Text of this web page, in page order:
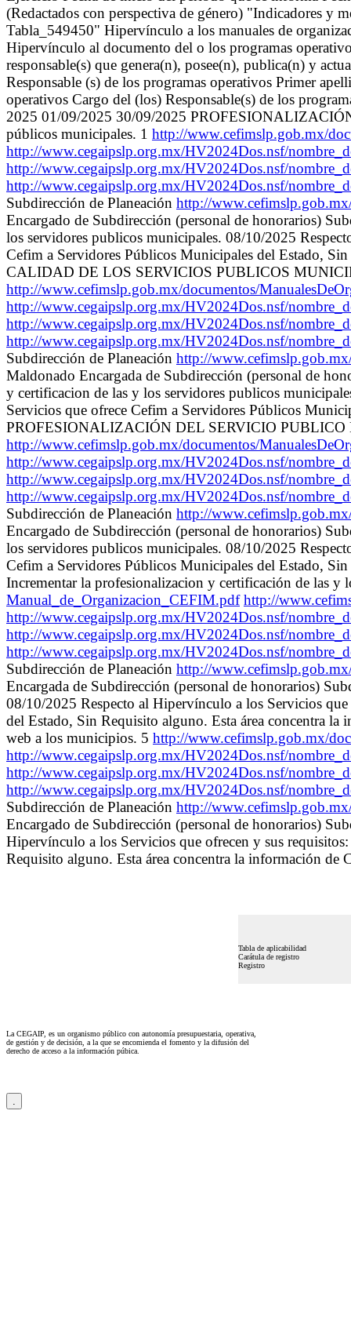
(Redactados con perspectiva de género) "Indicadores y
Tabla_549450" Hipervínculo a los manuales de
Hipervínculo al documento del o los programas
responsable(s) que genera(n), posee(n), publica(n) y
Responsable (s) de los programas operativos Primer
operativos Cargo del (los) Responsable(s) de los
2025 01/09/2025 30/09/2025
públicos municipales. 1 http://www.cefimslp.gob.mx/
http://www.cegaipslp.org.mx/HV2024Dos.nsf/
http://www.cegaipslp.org.mx/HV2024Dos.nsf/
http://www.cegaipslp.org.mx/HV2024Dos.nsf/
Subdirección de Planeación http://
Encargado de Subdirección (personal de honorarios)
los servidores publicos municipales. 08/10/2025
Cefim a Servidores Públicos Municipales del Estado,
CALIDAD DE LOS SERVICIOS PUBLICOS
http://www.cefimslp.gob.mx/documentos/
http://www.cegaipslp.org.mx/HV2024Dos.nsf/
http://www.cegaipslp.org.mx/HV2024Dos.nsf/
http://www.cegaipslp.org.mx/HV2024Dos.nsf/
Subdirección de Planeación http://
Maldonado Encargada de Subdirección (personal de
y certificacion de las y los servidores publicos
Servicios que ofrece Cefim a Servidores Públicos
PROFESIONALIZACIÓN DEL SERVICIO PUBLICO
http://www.cefimslp.gob.mx/documentos/
http://www.cegaipslp.org.mx/HV2024Dos.nsf/
http://www.cegaipslp.org.mx/HV2024Dos.nsf/
http://www.cegaipslp.org.mx/HV2024Dos.nsf/
Subdirección de Planeación http://
Encargado de Subdirección (personal de honorarios)
los servidores publicos municipales. 08/10/2025
Cefim a Servidores Públicos Municipales del Estado,
Incrementar la profesionalizacion y certificación de las
Manual_de_Organizacion_CEFIM.pdf http://
http://www.cegaipslp.org.mx/HV2024Dos.nsf/
http://www.cegaipslp.org.mx/HV2024Dos.nsf/
http://www.cegaipslp.org.mx/HV2024Dos.nsf/
Subdirección de Planeación http://
Encargada de Subdirección (personal de honorarios)
08/10/2025 Respecto al Hipervínculo a los Servicios
del Estado, Sin Requisito alguno. Esta área concentra
web a los municipios. 5 http://www.cefimslp.gob.mx/
http://www.cegaipslp.org.mx/HV2024Dos.nsf/
http://www.cegaipslp.org.mx/HV2024Dos.nsf/
http://www.cegaipslp.org.mx/HV2024Dos.nsf/
Subdirección de Planeación http://
Encargado de Subdirección (personal de honorarios)
Hipervínculo a los Servicios que ofrecen y sus
Requisito alguno. Esta área concentra la información de
Tabla de aplicabilidad
Carátula de registro
Registro
La CEGAIP, es un organismo público con autonomía presupuestaria, operativa,
de gestión y de decisión, a la que se encomienda el fomento y la difusión del
derecho de acceso a la información púbica.